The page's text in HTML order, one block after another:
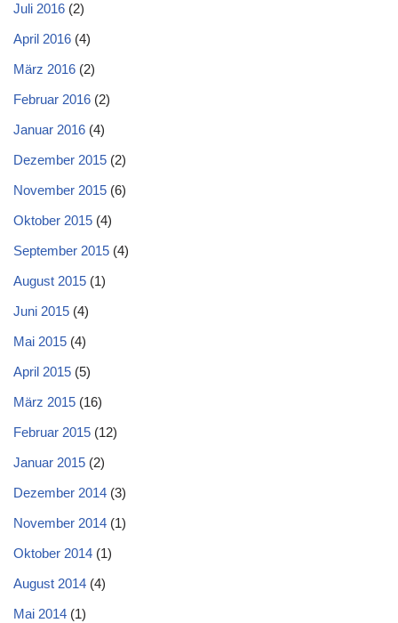
Juli 2016 (2)
April 2016 (4)
März 2016 (2)
Februar 2016 (2)
Januar 2016 (4)
Dezember 2015 (2)
November 2015 (6)
Oktober 2015 (4)
September 2015 (4)
August 2015 (1)
Juni 2015 (4)
Mai 2015 (4)
April 2015 (5)
März 2015 (16)
Februar 2015 (12)
Januar 2015 (2)
Dezember 2014 (3)
November 2014 (1)
Oktober 2014 (1)
August 2014 (4)
Mai 2014 (1)